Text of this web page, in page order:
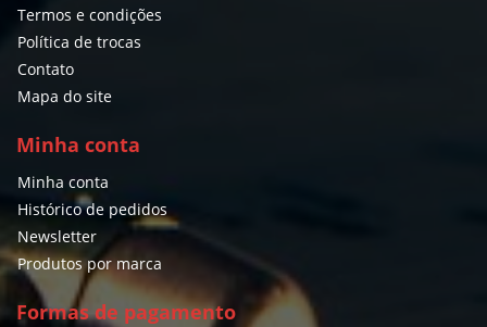
Termos e condições
Política de trocas
Contato
Mapa do site
Minha conta
Minha conta
Histórico de pedidos
Newsletter
Produtos por marca
Formas de pagamento